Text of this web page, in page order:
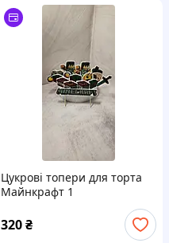
Цукрові топери для торта
Майнкрафт 1
320₴